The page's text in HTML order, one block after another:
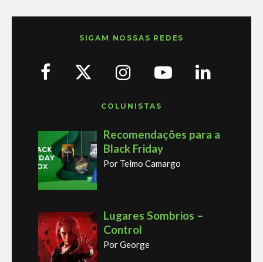
SIGAM NOSSAS REDES
COLUNISTAS
Recomendações para a
Black Friday
Por Telmo Camargo
Lugares Sombrios –
Control
Por George